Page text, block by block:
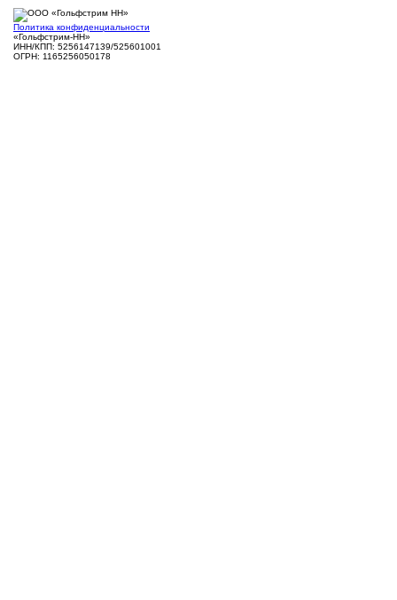
Политика конфиденциальности
«Гольфстрим-НН»
ИНН/КПП: 5256147139/525601001
ОГРН: 1165256050178